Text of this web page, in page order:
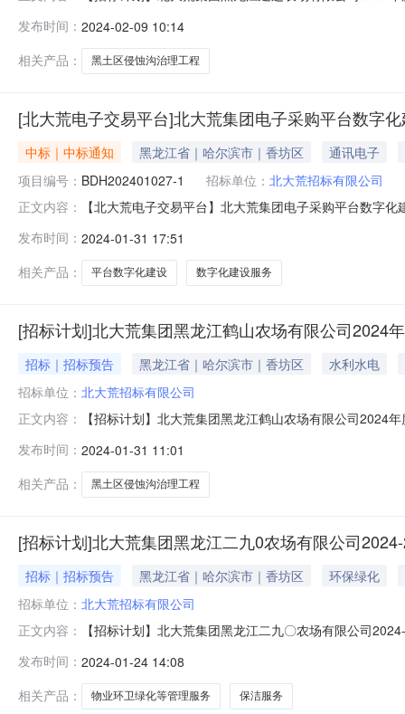
估金额（万元）备注1北大荒集团黑龙江建边农场有限公
标项目信息均为暂定
发布时间： 2024-02-09 10:14
相关产品：
黑土区侵蚀沟治理工程
[北大荒电子交易平台]北大荒集团电子采购平台数字
中标｜中标通知 黑龙江省｜哈尔滨市｜香坊区
通讯电子
项目编号： BDH202401027-1 招标单位： 北大荒招标有限公司
正文内容：
【北大荒电子交易平台】北大荒集团电子采购平台数字
有序的采购平台;1年。四、成交信息供应商名称:国泰新
发布时间： 2024-01-31 17:51
相关产品：
平台数字化建设 数字化建设服务
[招标计划]北大荒集团黑龙江鹤山农场有限公司2024
招标｜招标预告 黑龙江省｜哈尔滨市｜香坊区
水利水电
招标单位： 北大荒招标有限公司
正文内容：
【招标计划】北大荒集团黑龙江鹤山农场有限公司2024
估金额（万元）备注1北大荒集团黑龙江鹤山农场有限公
标项目信息均为暂定
发布时间： 2024-01-31 11:01
相关产品：
黑土区侵蚀沟治理工程
[招标计划]北大荒集团黑龙江二九0农场有限公司
招标｜招标预告 黑龙江省｜哈尔滨市｜香坊区
环保绿化
招标单位： 北大荒招标有限公司
正文内容：
【招标计划】北大荒集团黑龙江二九〇农场有限公司
南侧卡口监控，东西长1940米，南起奶粉厂路口(包含东
道环卫保洁、小
发布时间： 2024-01-24 14:08
相关产品：
物业环卫绿化等管理服务 保洁服务